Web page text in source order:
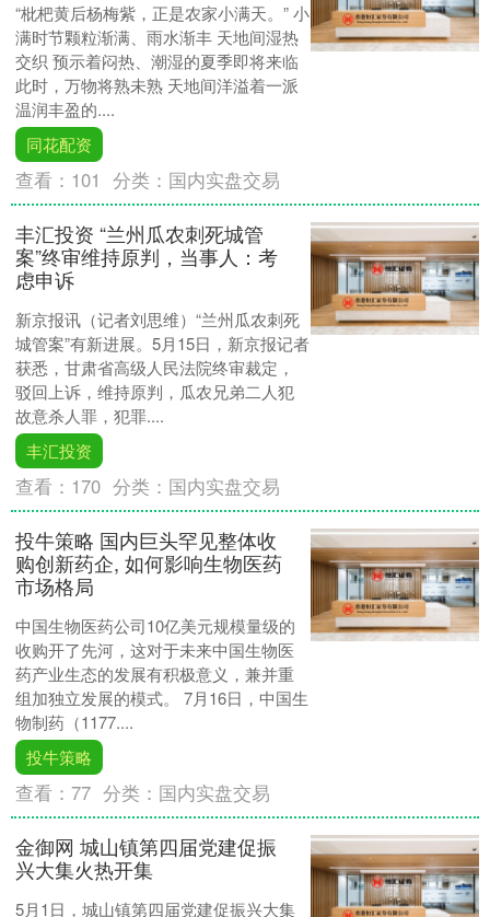
“枇杷黄后杨梅紫，正是农家小满天。” 小
满时节颗粒渐满、雨水渐丰 天地间湿热
交织 预示着闷热、潮湿的夏季即将来临
此时，万物将熟未熟 天地间洋溢着一派
温润丰盈的....
同花配资
查看： 101 分类： 国内实盘交易
丰汇投资 “兰州瓜农刺死城管
案”终审维持原判，当事人：考
虑申诉
新京报讯（记者刘思维）“兰州瓜农刺死
城管案”有新进展。5月15日，新京报记者
获悉，甘肃省高级人民法院终审裁定，
驳回上诉，维持原判，瓜农兄弟二人犯
故意杀人罪，犯罪....
丰汇投资
查看： 170 分类： 国内实盘交易
投牛策略 国内巨头罕见整体收
购创新药企, 如何影响生物医药
市场格局
中国生物医药公司10亿美元规模量级的
收购开了先河，这对于未来中国生物医
药产业生态的发展有积极意义，兼并重
组加独立发展的模式。 7月16日，中国生
物制药（1177....
投牛策略
查看：77 分类： 国内实盘交易
金御网 城山镇第四届党建促振
兴大集火热开集
5月1日，城山镇第四届党建促振兴大集